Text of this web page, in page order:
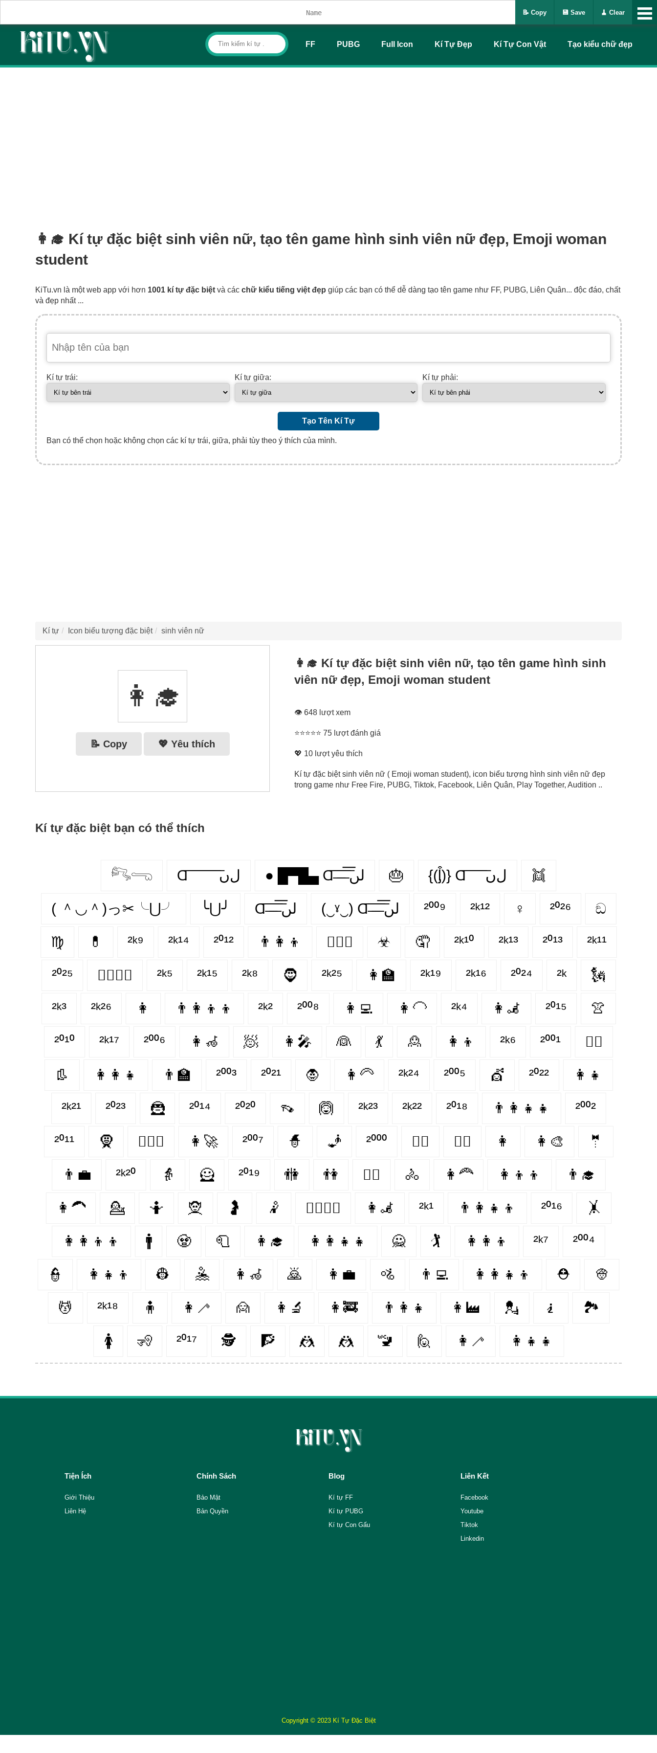
FF PUBG Full Icon Kí Tự Đẹp Kí Tự Con Vật Tạo kiểu chữ đẹp
👩‍🎓 Kí tự đặc biệt sinh viên nữ, tạo tên game hình sinh viên nữ đẹp, Emoji woman
student
KiTu.vn là một web app với hơn 1001 kí tự đặc biệt và các chữ kiểu tiếng việt đẹp giúp các bạn có thể dễ dàng tạo tên game như FF, PUBG, Liên Quân... độc đáo, chất
và đẹp nhất ...
Kí tự trái: Kí tự giữa: Kí tự phải:
Tạo Tên Kí Tự
Bạn có thể chọn hoặc không chọn các kí tự trái, giữa, phải tùy theo ý thích của mình.
Kí tự Icon biểu tượng đặc biệt sinh viên nữ
👩‍🎓
📝 Copy 💖 Yêu thích
👩‍🎓 Kí tự đặc biệt sinh viên nữ, tạo tên game hình sinh
viên nữ đẹp, Emoji woman student
👁 648 lượt xem
⭐⭐⭐⭐⭐ 75 lượt đánh giá
💖 10 lượt yêu thích
Kí tự đặc biệt sinh viên nữ ( Emoji woman student), icon biểu tượng hình sinh viên nữ đẹp
trong game như Free Fire, PUBG, Tiktok, Facebook, Liên Quân, Play Together, Audition ..
Kí tự đặc biệt bạn có thể thích
𓀐𓂸 Ɑ͞ ͞ ͞ ͞ ͞ ͞ ͞ ͞ لﮞ ● █▀█▄ Ɑ͞ ̶͞ ̶͞ ̶͞ لں͞ 🎂 {(ᶅ͒)} Ɑ͞ ͞ ͞ ͞ ͞ ﻝﮞ 👯‍
( ＾◡＾)っ✂╰⋃╯ ╰⋃╯ Ɑ͞ ̶͞ ̶͞ ̶͞ لں͞ (‿ˠ‿) Ɑ͞ ̶͞ ̶͞ ̶͞ لں͞ ²⁰⁰⁹ ²ᵏ¹² ♀ ²⁰²⁶ ඞ
♍ 💊 ²ᵏ⁹ ²ᵏ¹⁴ ²⁰¹² 👨‍👩‍👦 👩‍❤️‍👨 ☣ 🤦‍ ²ᵏ¹⁰ ²ᵏ¹³ ²⁰¹³ ²ᵏ¹¹
²⁰²⁵ 👩‍❤️‍💋‍👩 ²ᵏ⁵ ²ᵏ¹⁵ ²ᵏ⁸ 🧔‍ ²ᵏ²⁵ 👩‍🏫 ²ᵏ¹⁹ ²ᵏ¹⁶ ²⁰²⁴ ²ᵏ 🗽
²ᵏ³ ²ᵏ²⁶ 👩 👨‍👩‍👦‍👦 ²ᵏ² ²⁰⁰⁸ 👩‍💻 👩‍🦲 ²ᵏ⁴ 👩‍🦼‍ ²⁰¹⁵ 👚
²⁰¹⁰ ²ᵏ¹⁷ ²⁰⁰⁶ 👩‍🦽‍ 🧖‍ 👩‍🎤 👰‍ 💃 🙎‍ 👩‍👦 ²ᵏ⁶ ²⁰⁰¹ 👩‍⚕️
👢 👩‍👩‍👧 👨‍🏫 ²⁰⁰³ ²⁰²¹ 🧛‍ 👩‍🦳 ²ᵏ²⁴ ²⁰⁰⁵ 💇‍ ²⁰²² 👩‍👧
²ᵏ²¹ ²⁰²³ 🦹‍ ²⁰¹⁴ ²⁰²⁰ 👡 🙆‍ ²ᵏ²³ ²ᵏ²² ²⁰¹⁸ 👨‍👩‍👧‍👧 ²⁰⁰²
²⁰¹¹ 🧕 👩‍❤️‍👩 👩‍🚀 ²⁰⁰⁷ 🧙‍ 🧞‍ ²⁰⁰⁰ 👩‍✈️ 👩‍⚖️ 👩‍ 👩‍🎨 🤵‍
👨‍💼 ²ᵏ²⁰ 👵 🦸‍ ²⁰¹⁹ 🚻 👫 👨‍⚕️ 🚴‍ 👩‍🦰 👩‍👦‍👦 👨‍🎓
👩‍🦱 💁‍ 🤷‍ 🧝‍ 🤰 🤾‍ 👩‍❤️‍💋‍👨 👩‍🦼 ²ᵏ¹ 👨‍👩‍👧‍👦 ²⁰¹⁶ 🤸‍
👩‍👩‍👦‍👦 🚹 🧟‍ 🧻 👩‍🎓 👩‍👩‍👧‍👧 🙅‍ 🏌️‍ 👩‍👩‍👦 ²ᵏ⁷ ²⁰⁰⁴
👮‍ 👩‍👧‍👦 👷‍ 🤽‍ 👩‍🦽 🙇‍ 👩‍💼 🚵‍ 👨‍💻 👩‍👩‍👧‍👦 ⛑ 👳‍
💆‍ ²ᵏ¹⁸ 🧍‍ 👩‍🦯 🙍‍ 👩‍🔬 👩‍🚒 👨‍👩‍👧 👩‍🏭 💂‍ 🧎‍ 🏞
🚺 🧏‍ ²⁰¹⁷ 🕵️‍️ 🧗‍ 🤼‍ 🤼 🚾 🙋‍ 👩‍🦯️ 👩‍👧‍👧
Tiện Ích
Giới Thiệu
Liên Hệ
Chính Sách
Bảo Mật
Bản Quyền
Blog
Kí tự FF
Kí tự PUBG
Kí tự Con Gấu
Liên Kết
Facebook
Youtube
Tiktok
Linkedin
Copyright © 2023 Kí Tự Đặc Biệt
📝 Copy 💾 Save 🧹 Clear